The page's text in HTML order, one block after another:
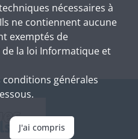
nécessaires à
ne contiennent aucune
exemptés de
la loi Informatique et
générales
J'ai compris